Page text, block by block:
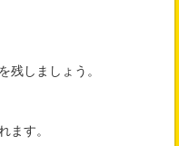
しましょう。
す。